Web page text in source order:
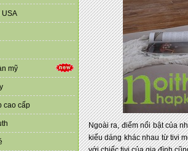
USA
mỹ
cao cấp
Ngoài ra, điểm nổi bật của
kiểu dáng khác nhau từ tivi